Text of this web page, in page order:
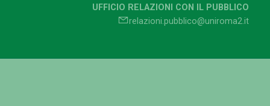
UFFICIO RELAZIONI CON IL PUBBLICO
relazioni.pubblico@uniroma2.it